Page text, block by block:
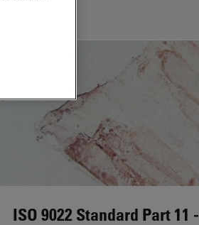
ISO 9022 Standard Part 11 -